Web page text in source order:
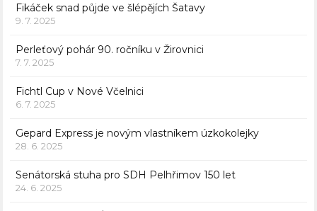
Fikáček snad půjde ve šlépějích Šatavy
9. 7. 2025
Perleťový pohár 90. ročníku v Žirovnici
7. 7. 2025
Fichtl Cup v Nové Včelnici
6. 7. 2025
Gepard Express je novým vlastníkem úzkokolejky
28. 6. 2025
Senátorská stuha pro SDH Pelhřimov 150 let
24. 6. 2025